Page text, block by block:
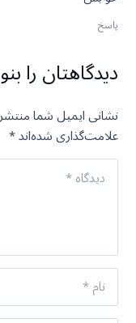
پاسخ
دیدگاهتان را
نشانی ایمیل شما
علامت‌گذاری شده‌اند*